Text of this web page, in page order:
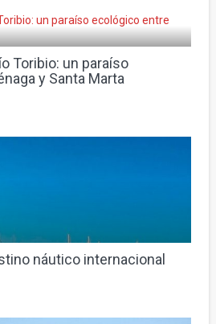
Toribio: un paraíso
y Santa Marta
náutico internacional